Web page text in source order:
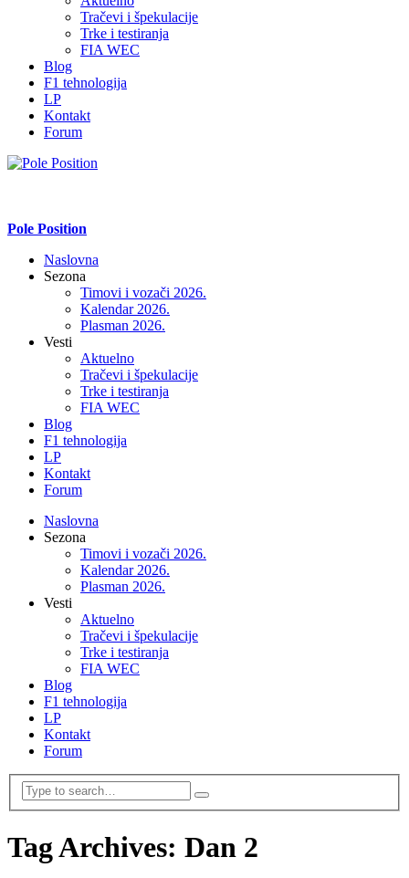
Tračevi i špekulacije
Trke i testiranja
FIA WEC
Blog
F1 tehnologija
LP
Kontakt
Forum
Pole Position
Naslovna
Sezona
Timovi i vozači 2026.
Kalendar 2026.
Plasman 2026.
Vesti
Aktuelno
Tračevi i špekulacije
Trke i testiranja
FIA WEC
Blog
F1 tehnologija
LP
Kontakt
Forum
Naslovna
Sezona
Timovi i vozači 2026.
Kalendar 2026.
Plasman 2026.
Vesti
Aktuelno
Tračevi i špekulacije
Trke i testiranja
FIA WEC
Blog
F1 tehnologija
LP
Kontakt
Forum
Tag Archives: Dan 2